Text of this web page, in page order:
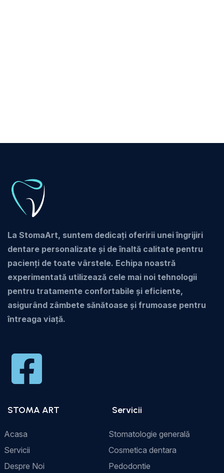
La StomaArt, suntem dedicați oferirii unei îngrijiri
dentare personalizate și de înaltă calitate pentru
pacienți de toate vârstele. Echipa noastră
experimentată utilizează cele mai noi tehnologii
pentru tratamente confortabile și eficiente,
asigurând zâmbete sănătoase și frumoase pentru
întreaga viață.
STOMA ART
Acasa
Servicii
Despre Noi
Servicii
Stomatologie generală
Cosmetica dentara
Pedodontie